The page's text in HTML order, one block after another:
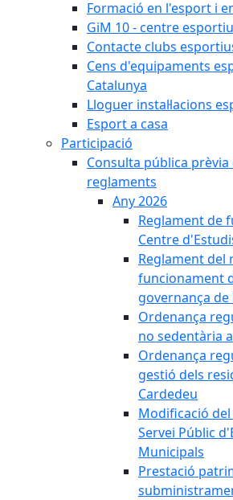
Formació en l'esport i
GiM 10 - centre
Contacte clubs
Cens d'equipaments
Catalunya
Lloguer instal·lacions
Esport a casa
Participació
Consulta pública
reglaments
Any 2026
Reglament de
Centre
Reglament del
funcionament
governança de
Ordenança
no sedentària
Ordenança
gestió dels
Cardedeu
Modificació
Servei Públic
Municipals
Prestació